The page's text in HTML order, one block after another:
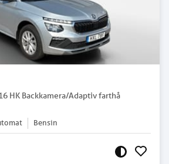
HK Backkamera/Adaptiv farthå
Bensin